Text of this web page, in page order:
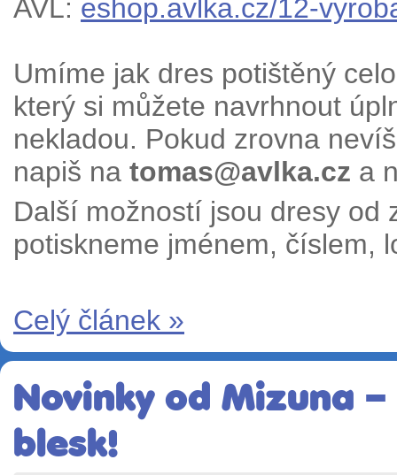
AVL: eshop.avlka.cz/12-
Umíme jak dres potištěný
který si můžete navrhnout
nekladou. Pokud zrovna
napiš na tomas@avlka.cz a
Další možností jsou dresy od
potiskneme jménem, číslem,
Celý článek »
Novinky od Mizuna
blesk!